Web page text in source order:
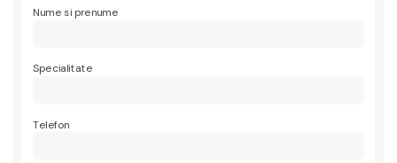
Nume si prenume
Specialitate
Telefon